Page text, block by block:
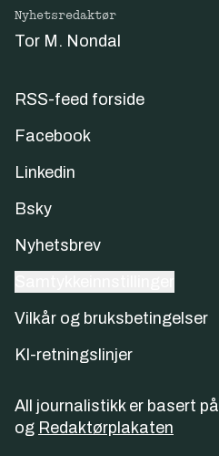
Nyhetsredaktør
Tor M. Nondal
RSS-feed forside
Facebook
Linkedin
Bsky
Nyhetsbrev
Vilkår og bruksbetingelser
KI-retningslinjer
All journalistikk er basert på
og Redaktørplakaten